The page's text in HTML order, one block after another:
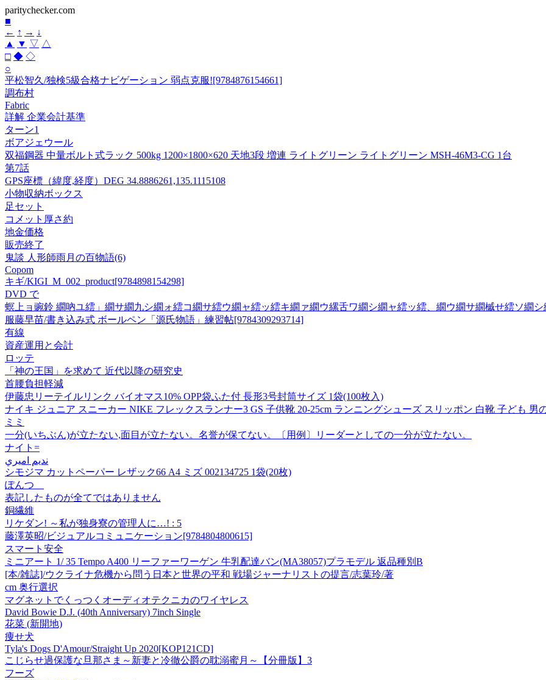
paritychecker.com
■
← ↑ → ↓
▲
▼ ▽ △
□ ◆ ◇
○
平松智久/独検5級合格ナビゲーション 弱点克服![9784876154661]
調布村
Fabric
詳解 企業会計基準
ターン1
ボアジェウール
双福鋼器 中量ボルト式ラック 500kg 1200×1800×620 天地3段 増連 ライトグリーン ライトグリーン MSH-46M3-CG 1台
第7話
GPS座標（緯度,経度）DEG 34.8886261,135.1115108
小物収納ボックス
足セット
コメット厚さ約
地金価格
販売終了
鬼談 人形師雨月の百物語(6)
Copom
キギ/KIGI_M_002_product[9784898154298]
DVD で
螟上ョ豌鈴 繝吶ユ繧」繝サ繝九シ繝ォ繧コ繝サ繧ウ繝ャ繧ッ繧キ繝ァ繝ウ縲舌ワ繝シ繝ャ繧ッ繧、繝ウ繝サ繝槭せ繧ソ繝
服藤早苗/書き込み式 ボールペン「源氏物語」練習帖[9784309293714]
有線
資産運用と会計
ロッテ
「神の王国」を求めて 近代以降の研究史
首腰負担軽減
伊藤忠リーテイルリンク バイオマス10% OPP袋ふた付 長形3号封筒サイズ 1袋(100枚入)
ナイキ ジュニア スニーカー NIKE フレックスランナー3 GS 子供靴 20-25cm ランニングシューズ スリッポン 白靴 子ども 男
ミミ
一分(いちぶん)が立たない,面目が立たない。名誉が保てない。〔用例〕リーダーとしての一分が立たない。
ナイト=
نديم اميري
シモジマ カットペーパー レザック66 A4 ミズ 002134725 1袋(20枚)
ぽんつゝ
表記したものが全てではありません
銅繊維
リケダン! ～私が独身寮の管理人に…! : 5
藤澤英昭/ビジュアルコミュニケーション[9784804800615]
スマート安全
ミニアート 1/ 35 Tempo A400 リーファーワーゲン 牛乳配達バン(MA38057)プラモデル 返品種別B
[本/雑誌]/ウクライナ危機から問う日本と世界の平和 戦場ジャーナリストの提言/志葉玲/著
cm 奥行選択
マグネットでくっつくオーディオテクニカのワイヤレス
David Bowie D.J. (40th Anniversary) 7inch Single
花菜 (新開地)
痩せ犬
Tyla's Dogs D'Amour/Straight Up 2020[KOP121CD]
こじらせ過保護な旦那さま～新妻と冷徹公爵の耽溺蜜月～【分冊版】3
フーズ